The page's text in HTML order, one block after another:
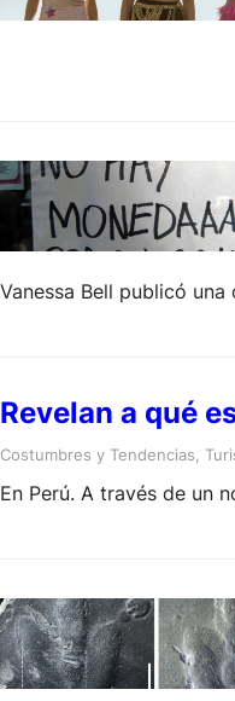
Vanessa Bell publicó
Revelan a qué
Costumbres y Tendencias
En Perú. A través de un